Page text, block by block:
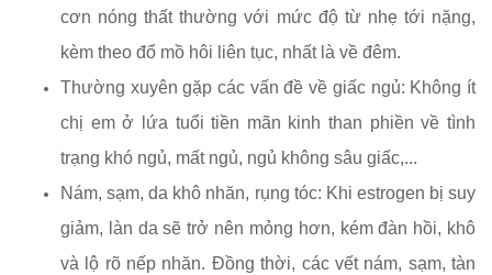
cơn nóng thất thường với mức độ từ nhẹ tới nặng,
kèm theo đổ mồ hôi liên tục, nhất là về đêm.
Thường xuyên gặp các vấn đề về giấc ngủ: Không ít
chị em ở lứa tuổi tiền mãn kinh than phiền về tình
trạng khó ngủ, mất ngủ, ngủ không sâu giấc,...
Nám, sạm, da khô nhăn, rụng tóc: Khi estrogen bị suy
giảm, làn da sẽ trở nên mỏng hơn, kém đàn hồi, khô
và lộ rõ nếp nhăn. Đồng thời, các vết nám, sạm, tàn